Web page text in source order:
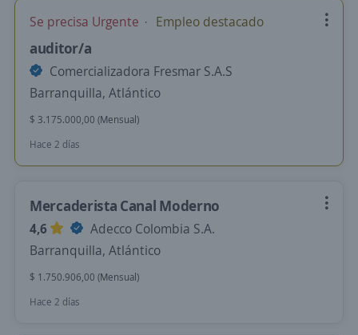
Se precisa Urgente Empleo destacado
auditor/a
Comercializadora Fresmar S.A.S
Barranquilla, Atlántico
$ 3.175.000,00 (Mensual)
Hace 2 días
Mercaderista Canal Moderno
4,6
Adecco Colombia S.A.
Barranquilla, Atlántico
$ 1.750.906,00 (Mensual)
Hace 2 días